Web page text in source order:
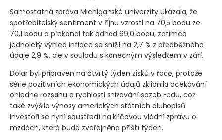
Samostatná zpráva Michiganské univerzity ukázala, že
spotřebitelský sentiment v říjnu vzrostl na 70,5 bodu ze
70,1 bodu a překonal tak odhad 69,0 bodu, zatímco
jednoletý výhled inflace se snížil na 2,7 % z předběžného
údaje 2,9 %, ale v souladu s konečným výsledkem v září.
Dolar byl připraven na čtvrtý týden zisků v řadě, protože
série pozitivních ekonomických údajů zklidnila očekávání
ohledně rozsahu a rychlosti snižování sazeb Fedu, což
také zvýšilo výnosy amerických státních dluhopisů.
Investoři se nyní soustředí na klíčovou vládní zprávu o
mzdách, která bude zveřejněna příští týden.